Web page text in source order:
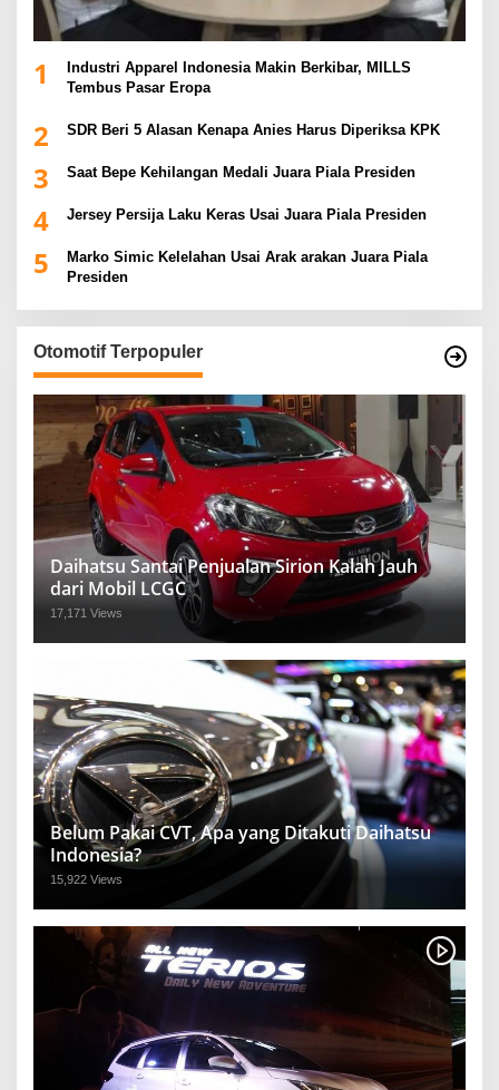
1
Industri Apparel Indonesia Makin Berkibar, MILLS
Tembus Pasar Eropa
2 SDR Beri 5 Alasan Kenapa Anies Harus Diperiksa KPK
3 Saat Bepe Kehilangan Medali Juara Piala Presiden
4 Jersey Persija Laku Keras Usai Juara Piala Presiden
5
Marko Simic Kelelahan Usai Arak arakan Juara Piala
Presiden
Otomotif Terpopuler
Daihatsu Santai Penjualan Sirion Kalah Jauh
dari Mobil LCGC
17,171 Views
Belum Pakai CVT, Apa yang Ditakuti Daihatsu
Indonesia?
15,922 Views